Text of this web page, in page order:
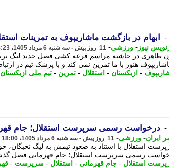
ابهام در بازگشت ماشاریپوف به تمرینات
نیوز - ورزشی- 11 روز پیش - سه شنبه 6 مرداد 1405، 18:23
طاهری در حاشیه مراسم قرعه کشی فصل جدید لیگ
هنوز با ما تمرین نمی کند و با پزشک تیم در
- ازبکستان - استقلال - تمرین - تیم ملی ازبکستان
درخواست رسمی سرپرست استقلال؛ جام
ایران- ورزشی- 11 روز پیش - سه شنبه 6 مرداد 1405، 18:00
استقلال با استناد به صعود تیمش به لیگ نخبگان،
رسمی سرپرست استقلال؛ جام قهرمانی فصل
استقلال - جام قهرمانی - استقلال - سرپرست -